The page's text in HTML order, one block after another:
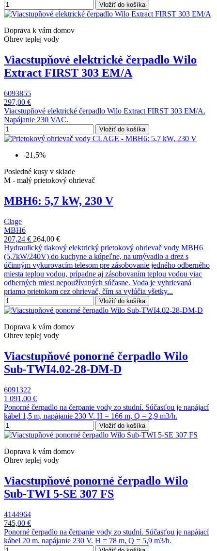
Vložiť do košíka
Doprava k vám domov
Ohrev teplej vody
Viacstupňové elektrické čerpadlo Wilo
Extract FIRST 303 EM/A
6093855
297,00 €
Viacstupňové elektrické čerpadlo Wilo Extract FIRST 303 EM/A.
Napájanie 230 VAC.
Vložiť do košíka
-21,5%
Posledné kusy v sklade
M - malý prietokový ohrievač
MBH6: 5,7 kW, 230 V
Clage
MBH6
207,24 € 264,00 €
Hydraulický tlakový elektrický prietokový ohrievač vody MBH6
(5,7kW/240V) do kuchyne a kúpeľne, na umývadlo a drez s
účinným vykurovacím telesom pre zásobovanie jedného odberného
miesta teplou vodou, prípadne aj zásobovaním teplou vodou viac
odberných miest nepoužívaných súčasne. Voda je vyhrievaná
priamo prietokom cez ohrievač, čím sa vylúčia všetky...
Vložiť do košíka
Doprava k vám domov
Ohrev teplej vody
Viacstupňové ponorné čerpadlo Wilo
Sub-TWI4.02-28-DM-D
6091322
1 091,00 €
Ponorné čerpadlo na čerpanie vody zo studní. Súčasťou je napájací
kábel 1,5 m, napájanie 230 V. H = 166 m, Q = 2,9 m3/h.
Vložiť do košíka
Doprava k vám domov
Ohrev teplej vody
Viacstupňové ponorné čerpadlo Wilo
Sub-TWI 5-SE 307 FS
4144964
745,00 €
Ponorné čerpadlo na čerpanie vody zo studní. Súčasťou je napájací
kábel 20 m, napájanie 230 V. H = 78 m, Q = 5,9 m3/h.